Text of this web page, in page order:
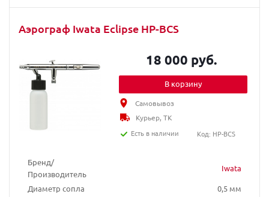
Аэрограф Iwata Eclipse HP-BCS
Бренд/
Производитель
Iwata
Диаметр сопла
0,5 мм
18 000 руб.
В корзину
Самовывоз
Курьер, ТК
Есть в наличии
Код: HP-BCS